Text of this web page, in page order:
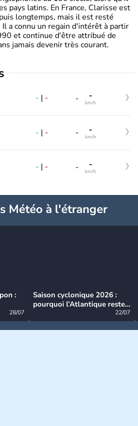
pays latins. En France, Clarisse est
longtemps, mais il est resté
a connu un regain d'intérêt à partir
et continue d'être attribué de
jamais devenir très courant.
- | - - -
km/h
- | - - -
km/h
- | - - -
km/h
Météo à l'étranger
:
28/07
Saison cyclonique 2026 :
pourquoi l’Atlantique reste
22/07